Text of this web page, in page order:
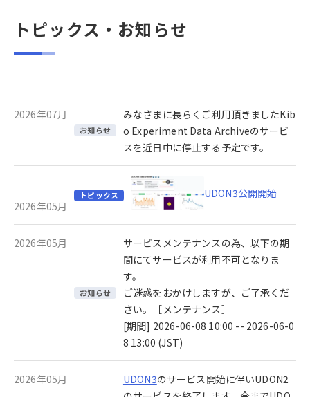
トピックス・お知らせ
2026年07月
お知らせ
みなさまに長らくご利用頂きましたKib
o Experiment Data Archiveのサービ
スを近日中に停止する予定です。
2026年05月
トピックス UDON3公開開始
2026年05月
お知らせ
サービスメンテナンスの為、以下の期
間にてサービスが利用不可となりま
す。
ご迷惑をおかけしますが、ご了承くだ
さい。［メンテナンス］
[期間] 2026-06-08 10:00 -- 2026-06-0
8 13:00 (JST)
2026年05月 UDON3のサービス開始に伴いUDON2